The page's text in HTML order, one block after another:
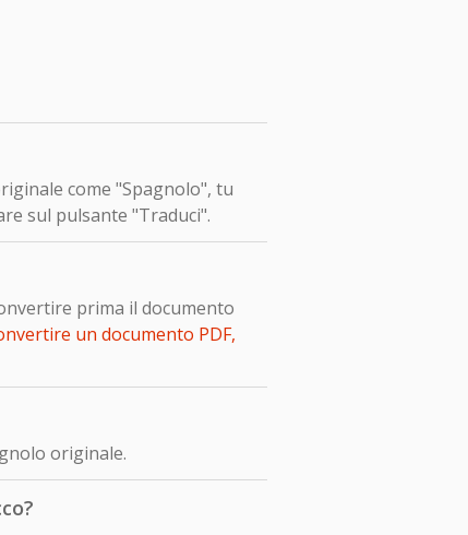
come "Spagnolo", tu
sul pulsante "Traduci".
prima il documento
un documento PDF,
originale.